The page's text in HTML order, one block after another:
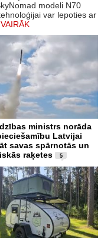
modeli N70
var lepoties ar
ministrs norāda
Latvijai
savas spārnotās un
raķetes
5